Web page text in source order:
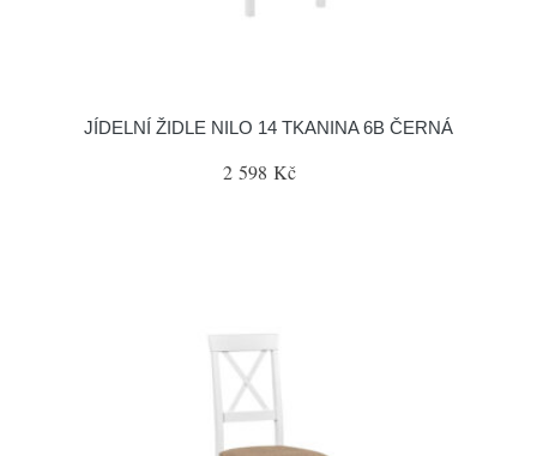
JÍDELNÍ ŽIDLE NILO 14 TKANINA 6B ČERNÁ
2 598 Kč